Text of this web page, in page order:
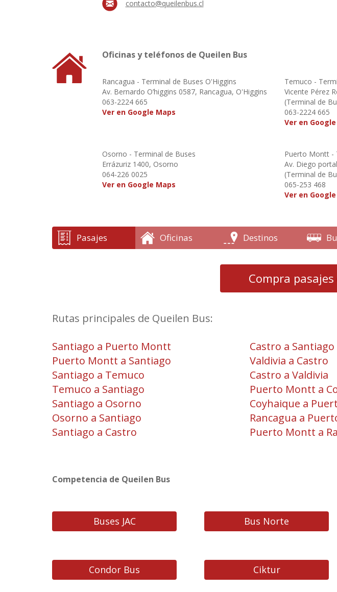
contacto@queilenbus.cl
Oficinas y teléfonos de Queilen Bus
Rancagua - Terminal de Buses O'Higgins
Av. Bernardo O’higgins 0587, Rancagua, O'Higgins
063-2224 665
Ver en Google Maps
Temuco -
Vicente Pérez
(Terminal de
063-2224 665
Ver en
Osorno - Terminal de Buses
Errázuriz 1400, Osorno
064-226 0025
Ver en Google Maps
Puerto Montt -
Av. Diego
(Terminal de
065-253 468
Ver en
Pasajes Oficinas Destinos
Compra
Rutas principales de Queilen Bus:
Santiago a Puerto Montt
Puerto Montt a Santiago
Santiago a Temuco
Temuco a Santiago
Santiago a Osorno
Osorno a Santiago
Santiago a Castro
Castro a Santiago
Valdivia a Castro
Castro a Valdivia
Puerto Montt a
Coyhaique a
Rancagua a
Puerto Montt a
Competencia de Queilen Bus
Buses JAC Bus Norte
Condor Bus Ciktur